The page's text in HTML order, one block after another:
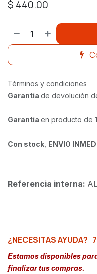
$ 440.00
Términos y condiciones
Garantía de devolución
Garantía en producto de
Con stock ENVIO
Referencia interna:
¿NECESITAS AYUDA?
Estamos disponibles
finalizar tus compras.